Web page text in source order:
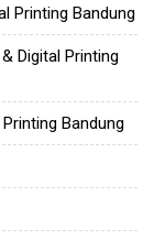
Printing Bandung
Digital Printing
Bandung